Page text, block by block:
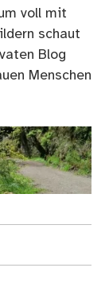
voll mit
schaut
Blog
Menschen